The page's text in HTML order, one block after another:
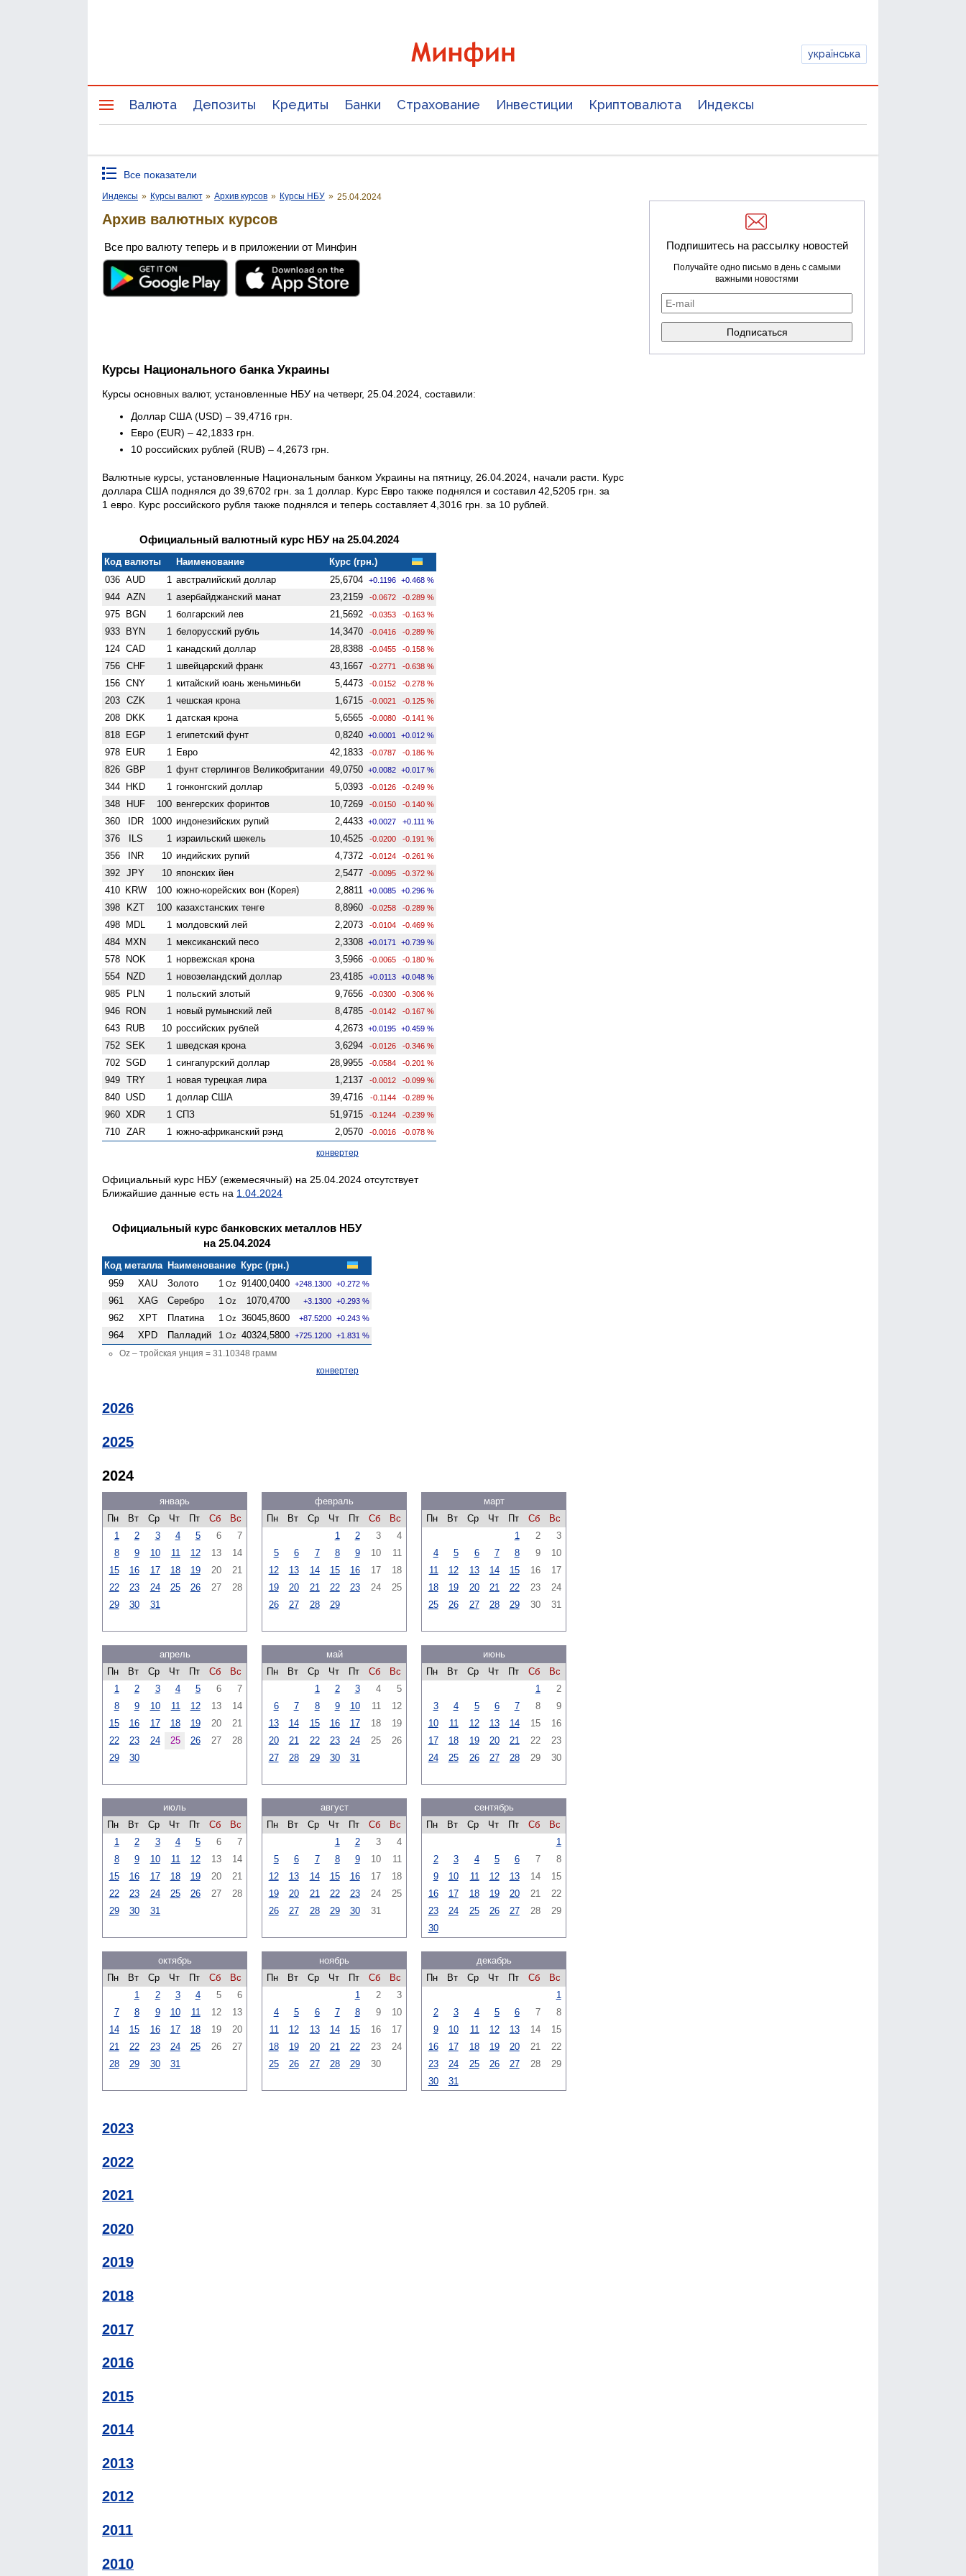
українська
Валюта Депозиты Кредиты Банки Страхование Инвестиции Криптовалюта Индексы
Все показатели
Индексы » Курсы валют » Архив курсов » Курсы НБУ » 25.04.2024
Архив валютных курсов
Все про валюту теперь и в приложении от Минфин
Курсы Национального банка Украины
Курсы основных валют, установленные НБУ на четверг, 25.04.2024, составили:
Доллар США (USD) – 39,4716 грн.
Евро (EUR) – 42,1833 грн.
10 российских рублей (RUB) – 4,2673 грн.
Валютные курсы, установленные Национальным банком Украины на пятницу, 26.04.2024, начали расти. Курс
доллара США поднялся до 39,6702 грн. за 1 доллар. Курс Евро также поднялся и составил 42,5205 грн. за
1 евро. Курс российского рубля также поднялся и теперь составляет 4,3016 грн. за 10 рублей.
Официальный валютный курс НБУ на 25.04.2024
Код валюты Наименование
Курс (грн.)
036 AUD 1 австралийский доллар 25,6704 +0.1196 +0.468 %
944 AZN 1 азербайджанский манат 23,2159 -0.0672 -0.289 %
975 BGN 1 болгарский лев 21,5692 -0.0353 -0.163 %
933 BYN 1 белорусский рубль 14,3470 -0.0416 -0.289 %
124 CAD 1 канадский доллар 28,8388 -0.0455 -0.158 %
756 CHF 1 швейцарский франк 43,1667 -0.2771 -0.638 %
156 CNY 1 китайский юань женьминьби 5,4473 -0.0152 -0.278 %
203 CZK 1 чешская крона 1,6715 -0.0021 -0.125 %
208 DKK 1 датская крона 5,6565 -0.0080 -0.141 %
818 EGP 1 египетский фунт 0,8240 +0.0001 +0.012 %
978 EUR 1 Евро 42,1833 -0.0787 -0.186 %
826 GBP 1 фунт стерлингов Велико­британии 49,0750 +0.0082 +0.017 %
344 HKD 1 гонконгский доллар 5,0393 -0.0126 -0.249 %
348 HUF 100 венгерских форинтов 10,7269 -0.0150 -0.140 %
360 IDR 1000 индонезийских рупий 2,4433 +0.0027 +0.111 %
376 ILS 1 израильский шекель 10,4525 -0.0200 -0.191 %
356 INR 10 индийских рупий 4,7372 -0.0124 -0.261 %
392 JPY 10 японских йен 2,5477 -0.0095 -0.372 %
410 KRW 100 южно-корейских вон (Корея) 2,8811 +0.0085 +0.296 %
398 KZT 100 казахстанских тенге 8,8960 -0.0258 -0.289 %
498 MDL 1 молдовский лей 2,2073 -0.0104 -0.469 %
484 MXN 1 мексиканский песо 2,3308 +0.0171 +0.739 %
578 NOK 1 норвежская крона 3,5966 -0.0065 -0.180 %
554 NZD 1 ново­зеландский доллар 23,4185 +0.0113 +0.048 %
985 PLN 1 польский злотый 9,7656 -0.0300 -0.306 %
946 RON 1 новый румынский лей 8,4785 -0.0142 -0.167 %
643 RUB 10 российских рублей 4,2673 +0.0195 +0.459 %
752 SEK 1 шведская крона 3,6294 -0.0126 -0.346 %
702 SGD 1 сингапурский доллар 28,9955 -0.0584 -0.201 %
949 TRY 1 новая турецкая лира 1,2137 -0.0012 -0.099 %
840 USD 1 доллар США 39,4716 -0.1144 -0.289 %
960 XDR 1 СПЗ 51,9715 -0.1244 -0.239 %
710 ZAR 1 южно-африканский рэнд 2,0570 -0.0016 -0.078 %
конвертер
Официальный курс НБУ (ежемесячный) на 25.04.2024 отсутствует
Ближайшие данные есть на 1.04.2024
Официальный курс банковских металлов НБУ
на 25.04.2024
Код металла Наименование Курс (грн.)
959
XAU Золото 1 Oz 91400,0400 +248.1300 +0.272 %
961 XAG Серебро 1 Oz 1070,4700 +3.1300 +0.293 %
962 XPT Платина 1 Oz 36045,8600 +87.5200 +0.243 %
964 XPD Палладий 1 Oz 40324,5800 +725.1200 +1.831 %
Oz – тройская унция = 31.10348 грамм
конвертер
2026
2025
2024
январь
Пн
Вт Ср Чт Пт Сб
Вс
1
2 3 4 5 6
7
8
9 10 11 12 13
14
15
16 17 18 19 20
21
22
23 24 25 26 27
28
29
30 31
февраль
Пн
Вт Ср Чт Пт Сб
Вс
1
2 3
4
5
6 7 8 9 10
11
12
13 14 15 16 17
18
19
20 21 22 23 24
25
26
27 28 29
март
Пн
Вт Ср Чт Пт Сб
Вс
1
2
3
4
5 6 7 8 9
10
11
12 13 14 15 16
17
18
19 20 21 22 23
24
25
26 27 28 29 30 31
апрель
Пн
Вт Ср Чт Пт Сб
Вс
1
2 3 4 5 6
7
8
9 10 11 12 13
14
15
16 17 18 19 20
21
22
23 24 25 26 27
28
29
30
май
Пн
Вт Ср Чт Пт Сб
Вс
1
2 3 4
5
6
7 8 9 10 11
12
13
14 15 16 17 18
19
20
21 22 23 24 25
26
27
28 29 30 31
июнь
Пн
Вт Ср Чт Пт Сб
Вс
1
2
3
4 5 6 7 8
9
10
11 12 13 14 15
16
17
18 19 20 21 22
23
24
25 26 27 28 29 30
июль
Пн
Вт Ср Чт Пт Сб
Вс
1
2 3 4 5 6
7
8
9 10 11 12 13
14
15
16 17 18 19 20
21
22
23 24 25 26 27
28
29
30 31
август
Пн
Вт Ср Чт Пт Сб
Вс
1
2 3
4
5
6 7 8 9 10
11
12
13 14 15 16 17
18
19
20 21 22 23 24
25
26
27 28 29 30 31
сентябрь
Пн
Вт Ср Чт Пт Сб
Вс
1
2
3 4 5 6 7
8
9
10 11 12 13 14
15
16
17 18 19 20 21
22
23
24 25 26 27 28
29
30
октябрь
Пн
Вт Ср Чт Пт Сб
Вс
1
2 3 4 5
6
7
8 9 10 11 12
13
14
15 16 17 18 19
20
21
22 23 24 25 26
27
28
29 30 31
ноябрь
Пн
Вт Ср Чт Пт Сб
Вс
1
2
3
4
5 6 7 8 9
10
11
12 13 14 15 16
17
18
19 20 21 22 23
24
25
26 27 28 29 30
декабрь
Пн
Вт Ср Чт Пт Сб
Вс
1
2
3 4 5 6 7
8
9
10 11 12 13 14
15
16
17 18 19 20 21
22
23
24 25 26 27 28
29
30
31
2023
2022
2021
2020
2019
2018
2017
2016
2015
2014
2013
2012
2011
2010
Подпишитесь на рассылку новостей
Получайте одно письмо в день с самыми
важными новостями